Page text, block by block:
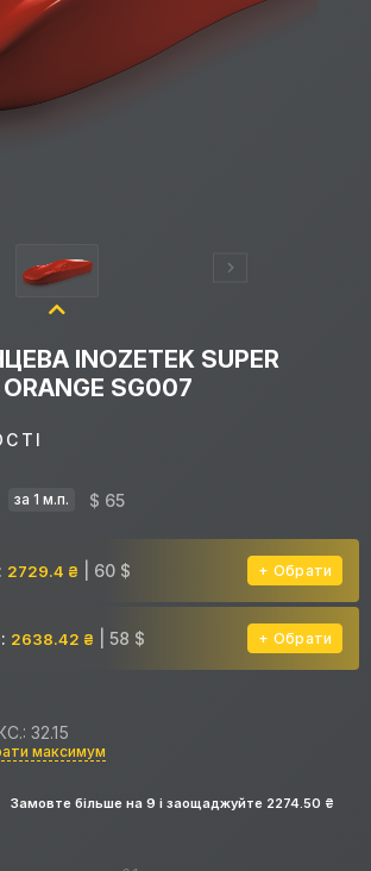
INOZETEK SUPER
SG007
за 1 м.п. $ 65
2729.4 ₴ | 60 $ Обрати
2638.42 ₴ | 58 $ Обрати
32.15
максимум
Замовте більше на 9 і заощаджуйте 2274.50 ₴